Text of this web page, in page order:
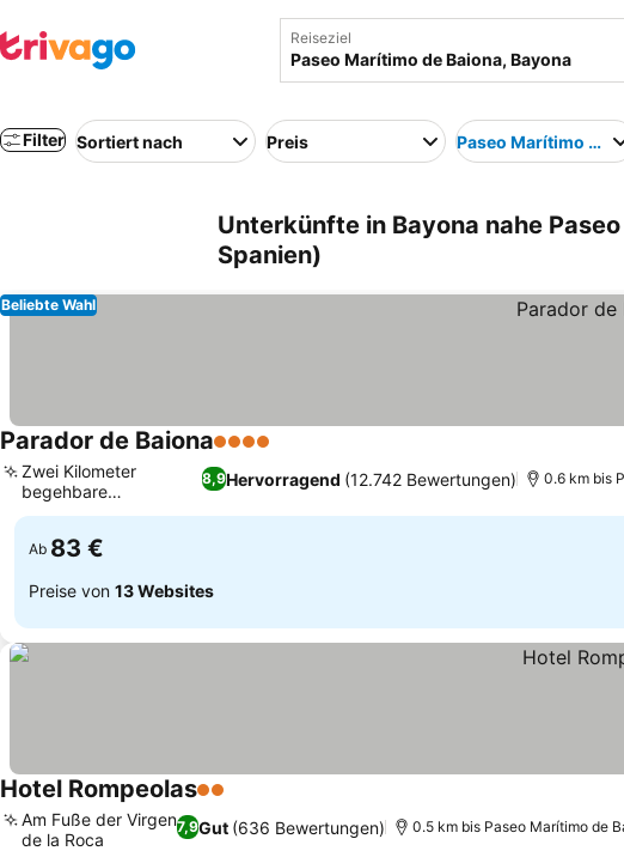
Reiseziel
Filter Sortiert nach Preis Paseo Marítimo de
Unterkünfte in Bayona nahe
Spanien)
Beliebte Wahl
Parador de Baiona4 Sterne
8,9Hervorragend (12.742 Bewertungen)
Zwei Kilometer
begehbare
Festungsmauern
0.6 km bis
Ab 83 €
Preise von 13 Websites
Hotel Rompeolas2 Sterne
7,9Gut (636 Bewertungen)
Am Fuße der Virgen
de la Roca
0.5 km bis Paseo Marítimo de